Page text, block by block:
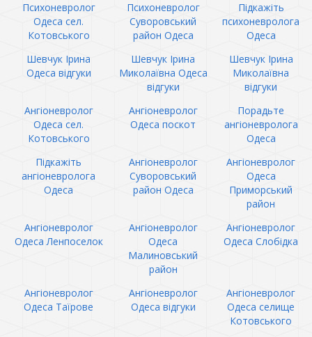
Психоневролог
Одеса сел.
Котовського
Психоневролог
Суворовський
район Одеса
Підкажіть
психоневролога
Одеса
Шевчук Ірина
Одеса відгуки
Шевчук Ірина
Миколаївна Одеса
відгуки
Шевчук Ірина
Миколаївна
відгуки
Ангіоневролог
Одеса сел.
Котовського
Ангіоневролог
Одеса поскот
Порадьте
ангіоневролога
Одеса
Підкажіть
ангіоневролога
Одеса
Ангіоневролог
Суворовський
район Одеса
Ангіоневролог
Одеса
Приморський
район
Ангіоневролог
Одеса Ленпоселок
Ангіоневролог
Одеса
Малиновський
район
Ангіоневролог
Одеса Слобідка
Ангіоневролог
Одеса Таїрове
Ангіоневролог
Одеса відгуки
Ангіоневролог
Одеса селище
Котовського